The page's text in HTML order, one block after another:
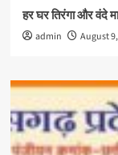
हर घर तिरंगा और वंदे
admin August